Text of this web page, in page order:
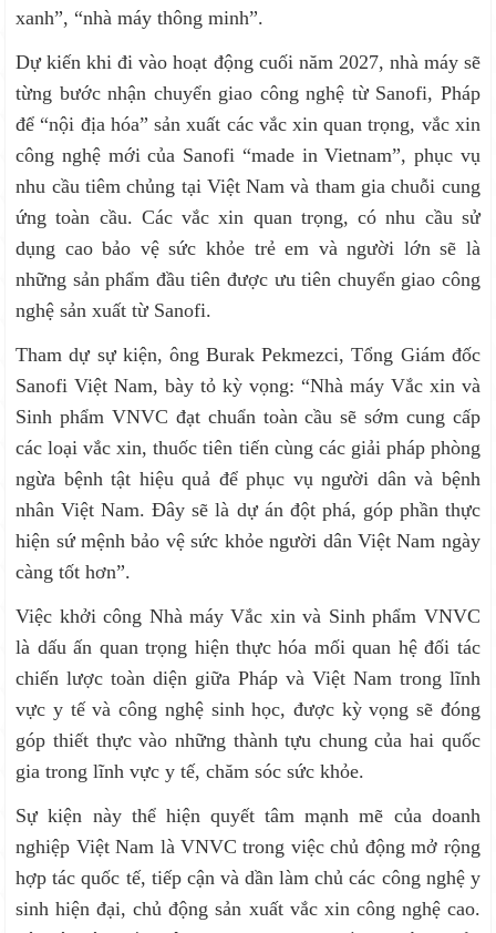
xanh”, “nhà máy thông minh”.
Dự kiến khi đi vào hoạt động cuối năm 2027, nhà máy sẽ
từng bước nhận chuyển giao công nghệ từ Sanofi, Pháp
để “nội địa hóa” sản xuất các vắc xin quan trọng, vắc xin
công nghệ mới của Sanofi “made in Vietnam”, phục vụ
nhu cầu tiêm chủng tại Việt Nam và tham gia chuỗi cung
ứng toàn cầu. Các vắc xin quan trọng, có nhu cầu sử
dụng cao bảo vệ sức khỏe trẻ em và người lớn sẽ là
những sản phẩm đầu tiên được ưu tiên chuyển giao công
nghệ sản xuất từ Sanofi.
Tham dự sự kiện, ông Burak Pekmezci, Tổng Giám đốc
Sanofi Việt Nam, bày tỏ kỳ vọng: “Nhà máy Vắc xin và
Sinh phẩm VNVC đạt chuẩn toàn cầu sẽ sớm cung cấp
các loại vắc xin, thuốc tiên tiến cùng các giải pháp phòng
ngừa bệnh tật hiệu quả để phục vụ người dân và bệnh
nhân Việt Nam. Đây sẽ là dự án đột phá, góp phần thực
hiện sứ mệnh bảo vệ sức khỏe người dân Việt Nam ngày
càng tốt hơn”.
Việc khởi công Nhà máy Vắc xin và Sinh phẩm VNVC
là dấu ấn quan trọng hiện thực hóa mối quan hệ đối tác
chiến lược toàn diện giữa Pháp và Việt Nam trong lĩnh
vực y tế và công nghệ sinh học, được kỳ vọng sẽ đóng
góp thiết thực vào những thành tựu chung của hai quốc
gia trong lĩnh vực y tế, chăm sóc sức khỏe.
Sự kiện này thể hiện quyết tâm mạnh mẽ của doanh
nghiệp Việt Nam là VNVC trong việc chủ động mở rộng
hợp tác quốc tế, tiếp cận và dần làm chủ các công nghệ y
sinh hiện đại, chủ động sản xuất vắc xin công nghệ cao.